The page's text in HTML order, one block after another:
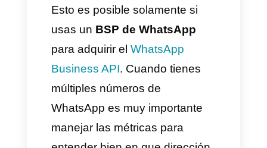
distinto. De esta manera
sabemos que elWhatsApp 1
es para un departamento en
para otro departamento o
marca distinta. Cada uno se